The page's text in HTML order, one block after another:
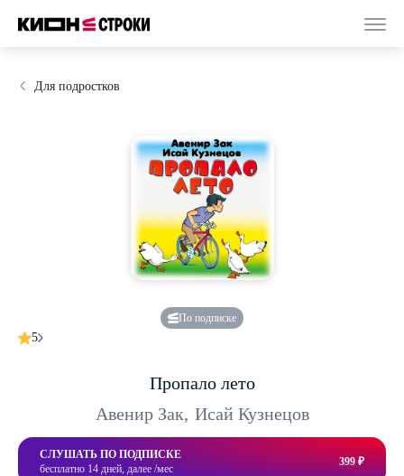
Для подростков
По подписке
5
Пропало лето
Авенир Зак, Исай Кузнецов
СЛУШАТЬ ПО ПОДПИСКЕ
бесплатно 14 дней, далее /мес
399 ₽